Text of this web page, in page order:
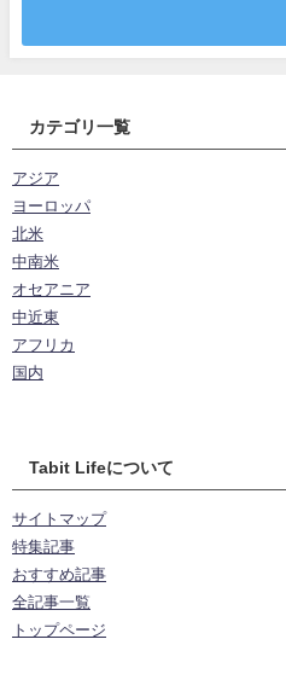
カテゴリ一覧
アジア
ヨーロッパ
北米
中南米
オセアニア
中近東
アフリカ
国内
Tabit Lifeについて
サイトマップ
特集記事
おすすめ記事
全記事一覧
トップページ